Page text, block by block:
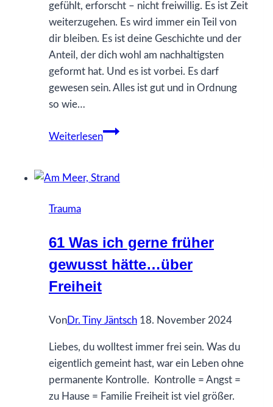
gefühlt, erforscht – nicht freiwillig. Es ist Zeit
weiterzugehen. Es wird immer ein Teil von
dir bleiben. Es ist deine Geschichte und der
Anteil, der dich wohl am nachhaltigsten
geformt hat. Und es ist vorbei. Es darf
gewesen sein. Alles ist gut und in Ordnung
so wie…
Weiterlesen
99
Trauma
61 Was ich gerne früher
gewusst hätte…über
Freiheit
VonDr. Tiny Jäntsch 18. November 2024
Liebes, du wolltest immer frei sein. Was du
eigentlich gemeint hast, war ein Leben ohne
permanente Kontrolle. Kontrolle = Angst =
zu Hause = Familie Freiheit ist viel größer.